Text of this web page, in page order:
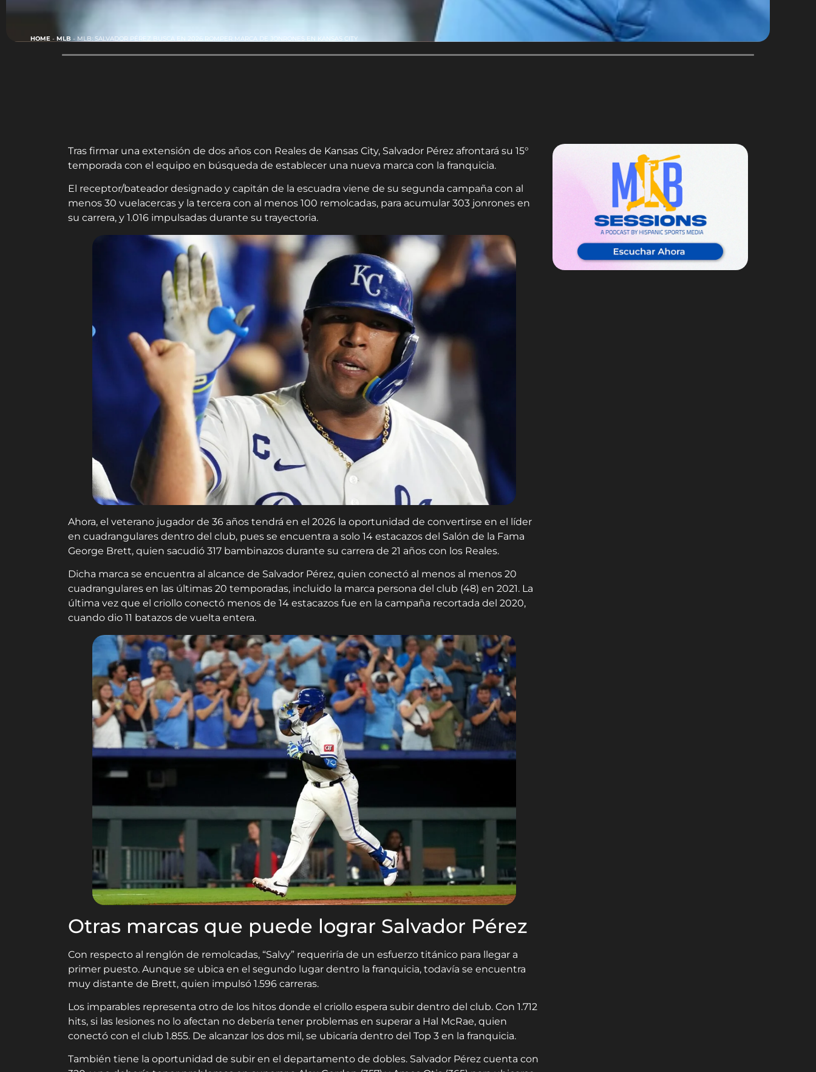
HOME- MLB - MLB: SALVADOR PÉREZ BUSCA EN 2026 ROMPER MARCA DE JONRONES EN KANSAS CITY
Tras firmar una extensión de dos años con Reales de Kansas City, Salvador Pérez afrontará su 15°
temporada con el equipo en búsqueda de establecer una nueva marca con la franquicia.
El receptor/bateador designado y capitán de la escuadra viene de su segunda campaña con al
menos 30 vuelacercas y la tercera con al menos 100 remolcadas, para acumular 303 jonrones en
su carrera, y 1.016 impulsadas durante su trayectoria.
Ahora, el veterano jugador de 36 años tendrá en el 2026 la oportunidad de convertirse en el líder
en cuadrangulares dentro del club, pues se encuentra a solo 14 estacazos del Salón de la Fama
George Brett, quien sacudió 317 bambinazos durante su carrera de 21 años con los Reales.
Dicha marca se encuentra al alcance de Salvador Pérez, quien conectó al menos al menos 20
cuadrangulares en las últimas 20 temporadas, incluido la marca persona del club (48) en 2021. La
última vez que el criollo conectó menos de 14 estacazos fue en la campaña recortada del 2020,
cuando dio 11 batazos de vuelta entera.
Otras marcas que puede lograr Salvador Pérez
Con respecto al renglón de remolcadas, “Salvy” requeriría de un esfuerzo titánico para llegar a
primer puesto. Aunque se ubica en el segundo lugar dentro la franquicia, todavía se encuentra
muy distante de Brett, quien impulsó 1.596 carreras.
Los imparables representa otro de los hitos donde el criollo espera subir dentro del club. Con 1.712
hits, si las lesiones no lo afectan no debería tener problemas en superar a Hal McRae, quien
conectó con el club 1.855. De alcanzar los dos mil, se ubicaría dentro del Top 3 en la franquicia.
También tiene la oportunidad de subir en el departamento de dobles. Salvador Pérez cuenta con